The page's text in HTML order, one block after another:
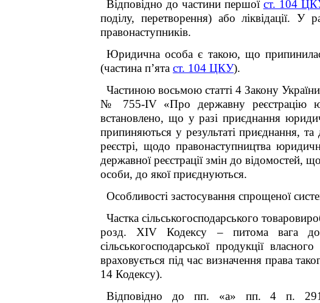
Відповідно до частини першої ст. 104
поділу, перетворення) або ліквідації. У
правонаступників.
Юридична особа є такою, що
(частина п’ята ст. 104 ЦКУ).
Частиною восьмою статті 4 Закону
№ 755-IV «Про державну реєстрацію
встановлено, що у разі приєднання
припиняються у результаті приєднання,
реєстрі, щодо правонаступництва
державної реєстрації змін до
особи, до якої приєднуються.
Особливості застосування спрощеної
Частка сільськогосподарського
розд. XIV Кодексу – питома вага
сільськогосподарської продукції
враховується під час визначення права
14 Кодексу).
Відповідно до пп. «а» пп. 4 п.